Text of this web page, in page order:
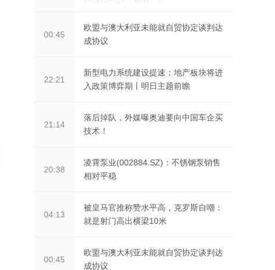
00:45
欧盟与澳大利亚未能就自贸协定谈判达
成协议
22:21
新型电力系统建设提速；地产板块将进
入政策博弈期丨明日主题前瞻
21:14
落后掉队，外媒曝奥迪要向中国车企买
技术！
20:38
凌霄泵业(002884.SZ)：不锈钢泵销售
相对平稳
04:13
被皇马官推称赞水平高，克罗斯自嘲：
就是射门高出横梁10米
00:45
欧盟与澳大利亚未能就自贸协定谈判达
成协议